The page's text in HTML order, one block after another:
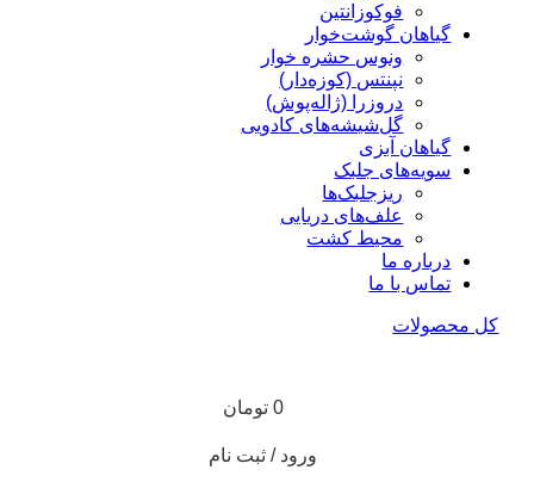
فوکوزانتین
گیاهان گوشت‌خوار
ونوس حشره خوار
نپنتس (کوزه‌دار)
دروزرا (ژاله‌پوش)
گل‌شیشه‌های کادویی
گیاهان آبزی
سویه‌های جلبک
ریزجلبک‌ها
علف‌های دریایی
محیط کشت
درباره ما
تماس با ما
کل محصولات
0 تومان
ورود / ثبت نام